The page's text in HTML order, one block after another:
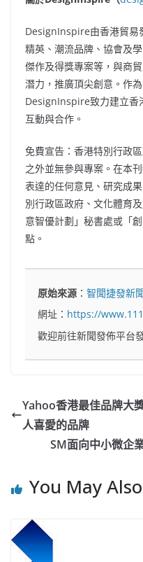
DesignInspire由香港貿易
精英、潮流品牌、協會及
傑作及得獎專案等，與商
潛力，推廣頂尖創意。作
DesignInspire致力建立香
互動與合作。
免費宣告：香港特別行政
之外並無參與專案。在本
表達的任何意見、研究成
別行政區政府、文化體育
意智優計劃」秘書處或「
點。
原始來源 ：智聞捷發新
網址： https://
歡迎前往新聞發佈平台
Yahoo香港最佳品牌大
人喜愛的品牌
SM面向中小微企
You May